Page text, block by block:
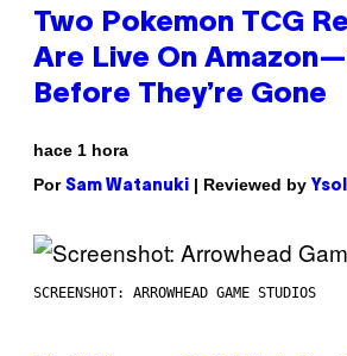
Two Pokemon TCG
Are Live On
Before They’re Gone
hace 1 hora
Por Sam Watanuki | Reviewed by
SCREENSHOT: ARROWHEAD GAME STUDIOS